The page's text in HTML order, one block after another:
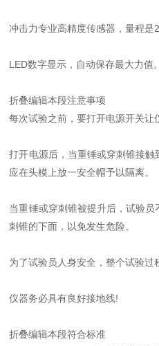
冲击力专业高精度传感器，量程是
LED数字显示，自动保存最大力值。
折叠编辑本段注意事项
每次试验之前，要打开电源开关让
打开电源后，当重锤或穿刺锥接
应在头模上放一安全帽予以隔离。
当重锤或穿刺锥被提升后，试验
刺锥的下面，以免发生危险。
为了试验员人身安全，整个试验过
仪器务必具有良好接地线!
折叠编辑本段符合标准